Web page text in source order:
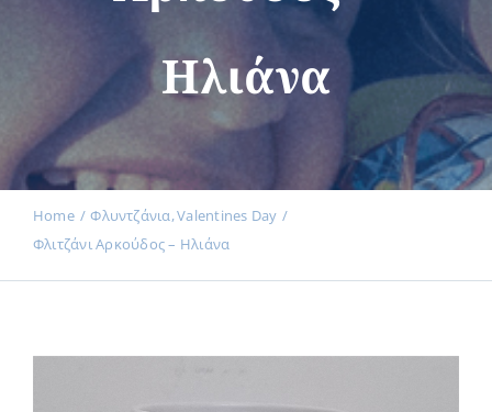
Εκδηλώσεις
Νέα
Επικοινωνία
Ηλιάνα
Home Φλυντζάνια Valentines Day
Φλιτζάνι Αρκούδος – Ηλιάνα